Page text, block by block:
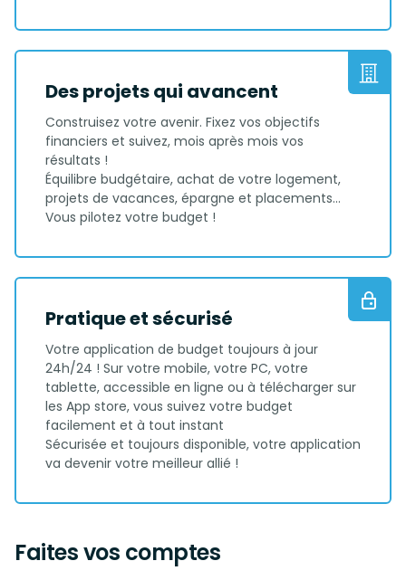
Des projets qui avancent
Construisez votre avenir. Fixez vos objectifs
financiers et suivez, mois après mois vos
résultats !
Équilibre budgétaire, achat de votre logement,
projets de vacances, épargne et placements...
Vous pilotez votre budget !
Pratique et sécurisé
Votre application de budget toujours à jour
24h/24 ! Sur votre mobile, votre PC, votre
tablette, accessible en ligne ou à télécharger sur
les App store, vous suivez votre budget
facilement et à tout instant
Sécurisée et toujours disponible, votre application
va devenir votre meilleur allié !
Faites vos comptes